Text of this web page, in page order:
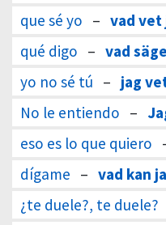
que sé yo – vad vet
qué digo – vad
yo no sé tú – jag
No le entiendo –
eso es lo que quiero
dígame – vad kan
¿te duele?, te duele?